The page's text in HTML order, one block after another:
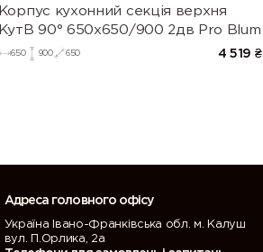
Корпус кухонний секцiя верхня
КутВ 90° 650х650/900 2дв Pro Blum
650 900 650 4 519 ₴
Адреса головного офісу
Україна Івано-Франківська обл. м. Калуш
вул. П.Орлика, 2а